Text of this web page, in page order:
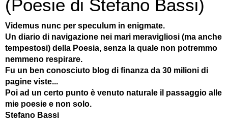
(Poesie di Stefano Bassi)
Videmus nunc per speculum in enigmate.
Un diario di navigazione nei mari meravigliosi (ma anche
tempestosi) della Poesia, senza la quale non potremmo
nemmeno respirare.
Fu un ben conosciuto blog di finanza da 30 milioni di
pagine viste...
Poi ad un certo punto è venuto naturale il passaggio alle
mie poesie e non solo.
Stefano Bassi